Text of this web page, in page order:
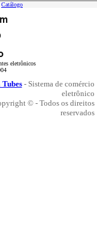
Catálogo
eletrônicos
- Sistema de comércio
eletrônico
© - Todos os direitos
reservados